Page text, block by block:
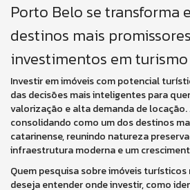
Porto Belo se transforma
destinos mais
investimentos em
Investir em imóveis com potencial
das decisões mais inteligentes para
valorização e alta demanda de locação.
consolidando como um dos destinos
catarinense, reunindo natureza
infraestrutura moderna e um
Quem pesquisa sobre imóveis
deseja entender onde investir, como